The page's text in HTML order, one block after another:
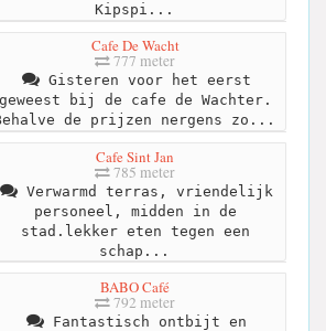
Kipspi...
Cafe De Wacht
777 meter
Gisteren voor het eerst
geweest bij de cafe de Wachter.
de prijzen nergens zo...
Cafe Sint Jan
785 meter
Verwarmd terras, vriendelijk
personeel, midden in de
stad.lekker eten tegen een
schap...
BABO Café
792 meter
Fantastisch ontbijt en